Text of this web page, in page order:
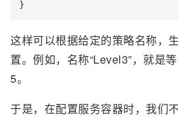
这样可以根据给定的策略名称，
置。例如，名称“Level3”，就是
5。
于是，在配置服务容器时，我们